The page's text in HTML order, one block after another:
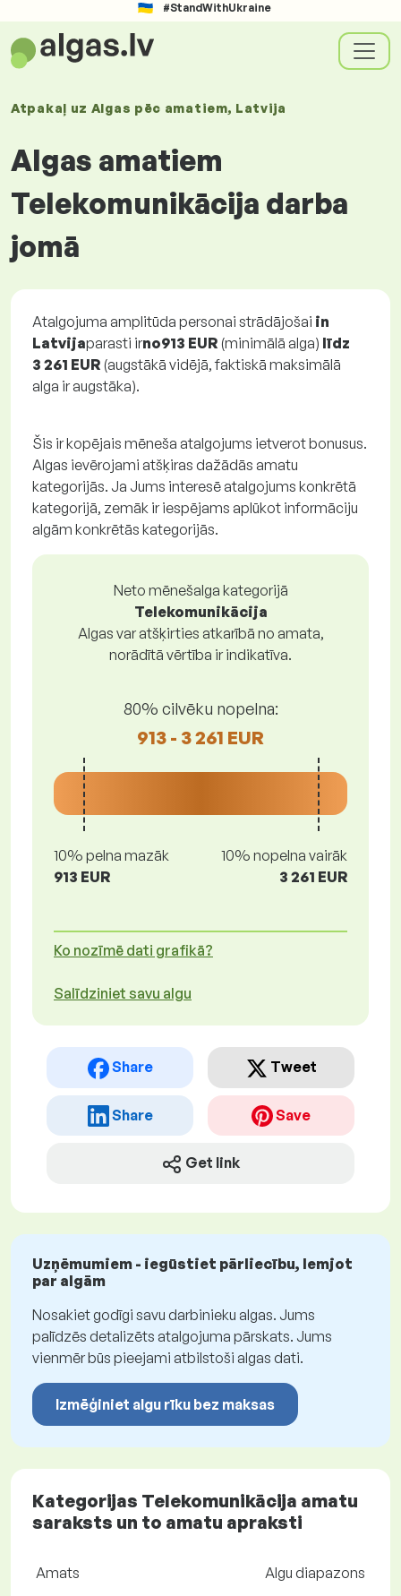
#StandWithUkraine
Atpakaļ uz Algas pēc amatiem, Latvija
Algas amatiem
Telekomunikācija darba
jomā
Atalgojuma amplitūda personai strādājošai in
Latvijaparasti irno913 EUR (minimālā alga) līdz
3 261 EUR (augstākā vidējā, faktiskā maksimālā
alga ir augstāka).
Šis ir kopējais mēneša atalgojums ietverot bonusus.
Algas ievērojami atšķiras dažādās amatu
kategorijās. Ja Jums interesē atalgojums konkrētā
kategorijā, zemāk ir iespējams aplūkot informāciju
algām konkrētās kategorijās.
Neto mēnešalga kategorijā
Telekomunikācija
Algas var atšķirties atkarībā no amata,
norādītā vērtība ir indikatīva.
80% cilvēku nopelna:
913 - 3 261 EUR
10% pelna mazāk
913 EUR
10% nopelna vairāk
3 261 EUR
Ko nozīmē dati grafikā?
Salīdziniet savu algu
Share Tweet
Share Save
Get link
Uzņēmumiem - iegūstiet pārliecību, lemjot
par algām
Nosakiet godīgi savu darbinieku algas. Jums
palīdzēs detalizēts atalgojuma pārskats. Jums
vienmēr būs pieejami atbilstoši algas dati.
Izmēģiniet algu rīku bez maksas
Kategorijas Telekomunikācija amatu
saraksts un to amatu apraksti
Amats Algu diapazons